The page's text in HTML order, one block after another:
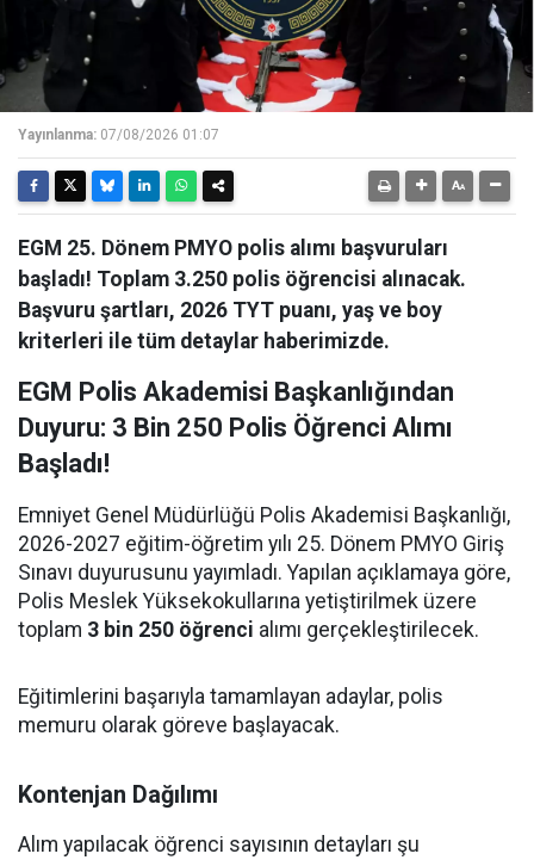
Yayınlanma: 07/08/2026 01:07
EGM 25. Dönem PMYO polis alımı başvuruları
başladı! Toplam 3.250 polis öğrencisi alınacak.
Başvuru şartları, 2026 TYT puanı, yaş ve boy
kriterleri ile tüm detaylar haberimizde.
EGM Polis Akademisi Başkanlığından
Duyuru: 3 Bin 250 Polis Öğrenci Alımı
Başladı!
Emniyet Genel Müdürlüğü Polis Akademisi Başkanlığı,
2026-2027 eğitim-öğretim yılı 25. Dönem PMYO Giriş
Sınavı duyurusunu yayımladı. Yapılan açıklamaya göre,
Polis Meslek Yüksekokullarına yetiştirilmek üzere
toplam 3 bin 250 öğrenci alımı gerçekleştirilecek.
Eğitimlerini başarıyla tamamlayan adaylar, polis
memuru olarak göreve başlayacak.
Kontenjan Dağılımı
Alım yapılacak öğrenci sayısının detayları şu